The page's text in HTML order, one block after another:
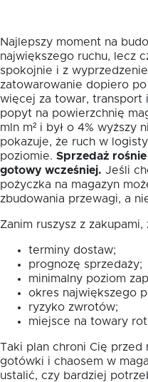
Najlepszy moment na
największego ruchu, lecz
spokojnie i z
zatowarowanie dopiero
więcej za towar, transport
popyt na powierzchnię
mln m² i był o 4% wyższy
pokazuje, że ruch w
poziomie. Sprzedaż
gotowy wcześniej. Jeśli
pożyczka na magazyn
zbudowania przewagi, a
Zanim ruszysz z zakupami,
terminy dostaw;
prognozę sprzedaży;
minimalny poziom
okres największego
ryzyko zwrotów;
miejsce na towary
Taki plan chroni Cię przed
gotówki i chaosem w
ustalić, czy bardziej